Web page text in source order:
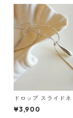
ドロップ スライド
ス：678
¥3,900